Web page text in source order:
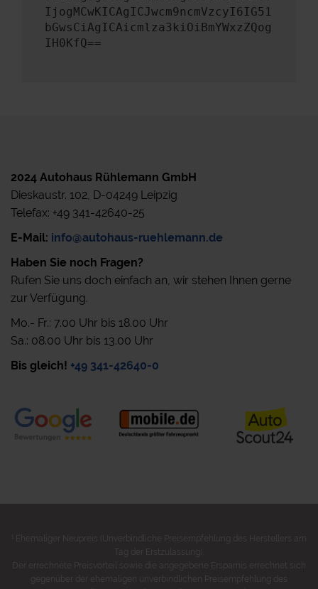
IjogMCwKICAgICJwcm9ncmVzcyI6IG51
bGwsCiAgICAicmlza3kiOiBmYWxzZQog
IH0KfQ==
2024 Autohaus Rühlemann GmbH
Dieskaustr. 102, D-04249 Leipzig
Telefax: +49 341-42640-25
E-Mail: info@autohaus-ruehlemann.de
Haben Sie noch Fragen?
Rufen Sie uns doch einfach an, wir stehen Ihnen gerne
zur Verfügung.
Mo.- Fr.: 7.00 Uhr bis 18.00 Uhr
Sa.: 08.00 Uhr bis 13.00 Uhr
Bis gleich! +49 341-42640-0
Ehemaliger Neupreis (Unverbindliche Preisempfehlung des Herstellers am
Tag der Erstzulassung).
Der errechnete Preisvorteil sowie die angegebene Ersparnis errechnet sich
gegenüber der ehemaligen unverbindlichen Preisempfehlung des